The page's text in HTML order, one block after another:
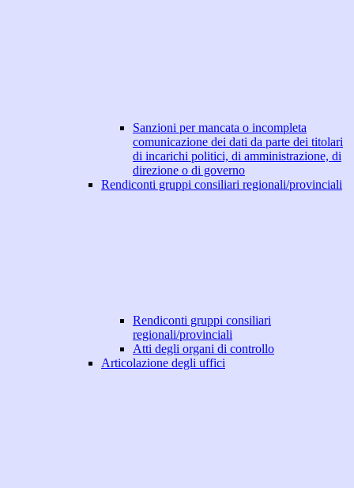
Sanzioni per mancata o incompleta
comunicazione dei dati da parte dei titolari
di incarichi politici, di amministrazione, di
direzione o di governo
Rendiconti gruppi consiliari regionali/provinciali
Rendiconti gruppi consiliari
regionali/provinciali
Atti degli organi di controllo
Articolazione degli uffici